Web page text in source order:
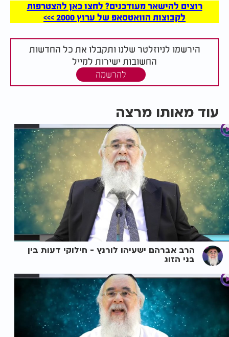
רוצים להישאר מעודכנים? לחצו כאן להצטרפות
לקבוצות הוואטסאפ של ערוץ 2000 >>>
הירשמו לניוזלטר שלנו ותקבלו את כל החדשות
החשובות ישירות למייל
להרשמה
עוד מאותו מרצה
הרב אברהם ישעיהו לורנץ - חילוקי דעות בין
בני הזוג